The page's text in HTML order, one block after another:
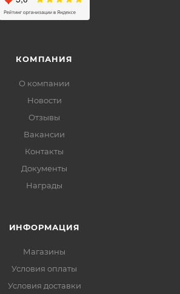
КОМПАНИЯ
О компании
Новости
Отзывы
Вакансии
Контакты
Документы
Награды
ИНФОРМАЦИЯ
Магазины
Условия оплаты
Условия доставки